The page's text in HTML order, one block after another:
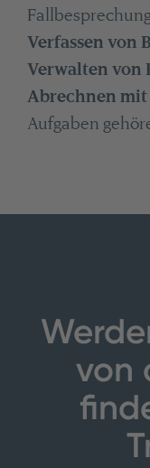
Verfassen von
Verwalten von
Abrechnen mit
Aufgaben
von